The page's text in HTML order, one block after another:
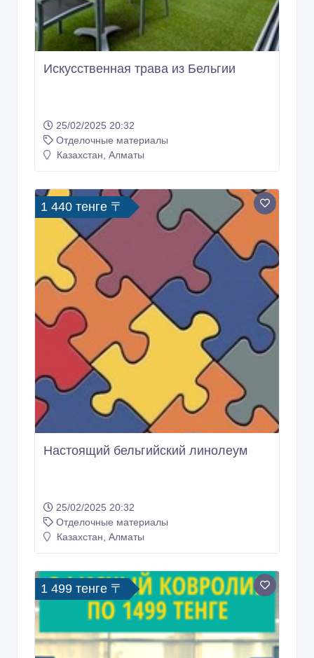
Искусственная трава из Бельгии
25/02/2025 20:32
Отделочные материалы
Казахстан, Алматы
1 440 тенге 〒
Настоящий бельгийский линолеум
25/02/2025 20:32
Отделочные материалы
Казахстан, Алматы
1 499 тенге 〒